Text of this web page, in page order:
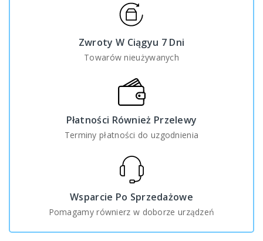
Zwroty W Ciągyu 7 Dni
Towarów nieużywanych
Płatności Również Przelewy
Terminy płatności do uzgodnienia
Wsparcie Po Sprzedażowe
Pomagamy równierz w doborze urządzeń